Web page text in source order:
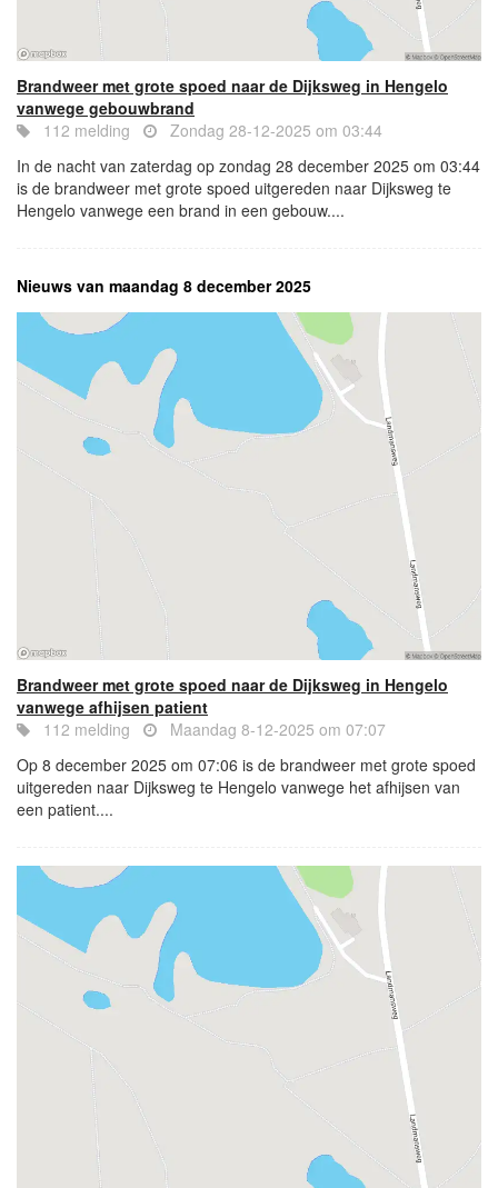
Brandweer met grote spoed naar de Dijksweg in Hengelo
vanwege gebouwbrand
112 melding
Zondag 28-12-2025 om 03:44
In de nacht van zaterdag op zondag 28 december 2025 om 03:44
is de brandweer met grote spoed uitgereden naar Dijksweg te
Hengelo vanwege een brand in een gebouw....
Nieuws van maandag 8 december 2025
Brandweer met grote spoed naar de Dijksweg in Hengelo
vanwege afhijsen patient
112 melding
Maandag 8-12-2025 om 07:07
Op 8 december 2025 om 07:06 is de brandweer met grote spoed
uitgereden naar Dijksweg te Hengelo vanwege het afhijsen van
een patient....